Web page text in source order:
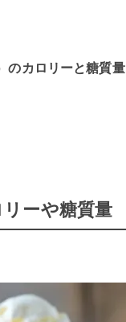
のカロリーと糖質量
ーや糖質量